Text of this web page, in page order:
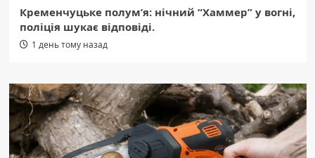
Кременчуцьке полум’я: нічний “Хаммер” у вогні,
поліція шукає відповіді.
1 день тому назад